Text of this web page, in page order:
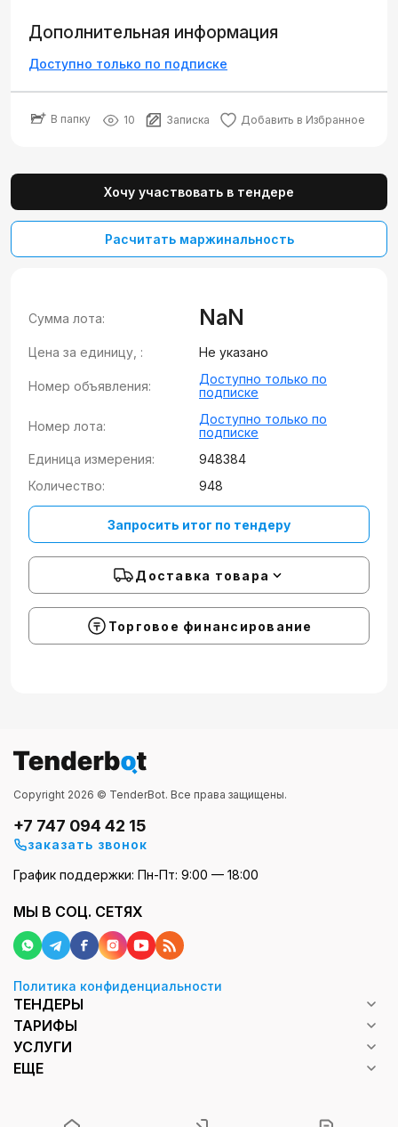
Дополнительная информация
Доступно только по подписке
В папку 10 Записка Добавить в Избранное
Хочу участвовать в тендере
Расчитать маржинальность
Сумма лота: NaN
Цена за единицу, : Не указано
Номер объявления:
Доступно только по
подписке
Номер лота:
Доступно только по
подписке
Единица измерения:
948384
Количество:
948
Запросить итог по тендеру
Доставка товара
Торговое финансирование
Copyright 2026 © TenderBot. Все права защищены.
+7 747 094 42 15
заказать звонок
График поддержки: Пн-Пт: 9:00 — 18:00
МЫ В СОЦ. СЕТЯХ
Политика конфиденциальности
ТЕНДЕРЫ
ТАРИФЫ
УСЛУГИ
ЕЩЕ